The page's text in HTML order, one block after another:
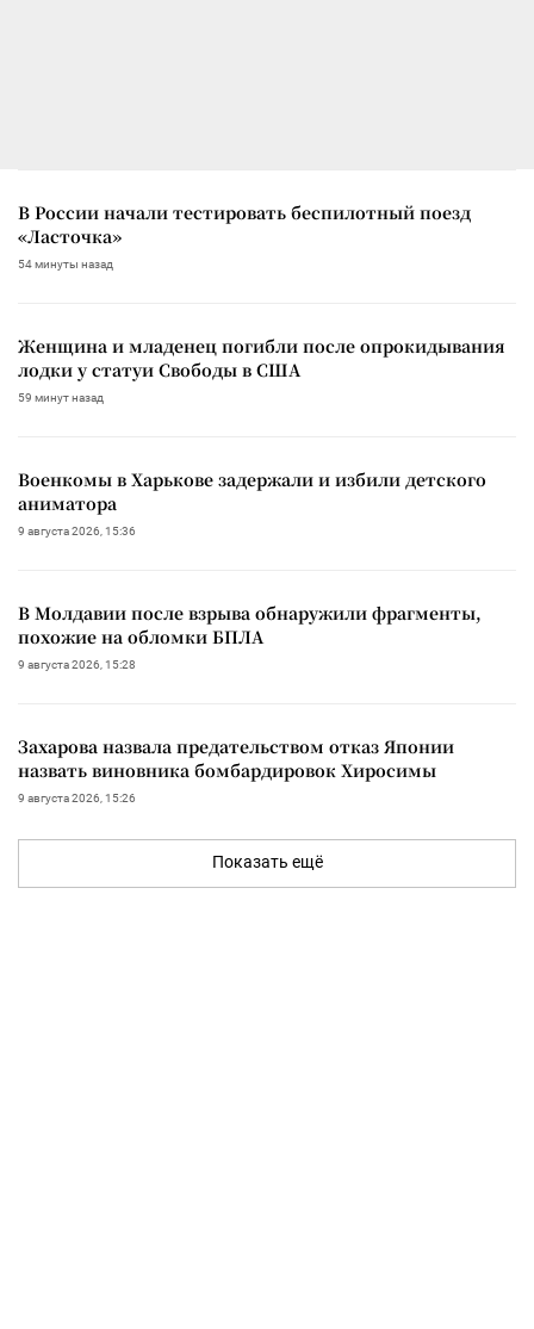
В России начали тестировать беспилотный поезд
«Ласточка»
54 минуты назад
Женщина и младенец погибли после опрокидывания
лодки у статуи Свободы в США
59 минут назад
Военкомы в Харькове задержали и избили детского
аниматора
9 августа 2026, 15:36
В Молдавии после взрыва обнаружили фрагменты,
похожие на обломки БПЛА
9 августа 2026, 15:28
Захарова назвала предательством отказ Японии
назвать виновника бомбардировок Хиросимы
9 августа 2026, 15:26
Показать ещё